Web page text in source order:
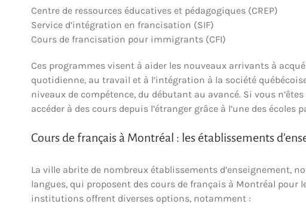
Centre de ressources éducatives et pédagogiques (CREP)
Service d’intégration en francisation (SIF)
Cours de francisation pour immigrants (CFI)
Ces programmes visent à aider les nouveaux arrivants à
quotidienne, au travail et à l’intégration à la société
niveaux de compétence, du débutant au avancé. Si vous
accéder à des cours depuis l’étranger grâce à l’une des
Cours de français à Montréal : les établissements
La ville abrite de nombreux établissements d’enseignement,
langues, qui proposent des cours de français à Montréal pour
institutions offrent diverses options, notamment :